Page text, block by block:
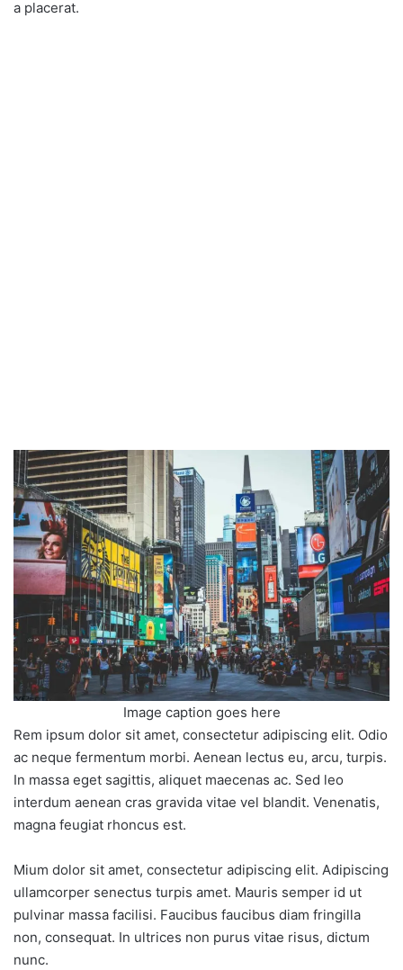
a placerat.
Image caption goes here
Rem ipsum dolor sit amet, consectetur adipiscing elit. Odio
ac neque fermentum morbi. Aenean lectus eu, arcu, turpis.
In massa eget sagittis, aliquet maecenas ac. Sed leo
interdum aenean cras gravida vitae vel blandit. Venenatis,
magna feugiat rhoncus est.
Mium dolor sit amet, consectetur adipiscing elit. Adipiscing
ullamcorper senectus turpis amet. Mauris semper id ut
pulvinar massa facilisi. Faucibus faucibus diam fringilla
non, consequat. In ultrices non purus vitae risus, dictum
nunc.